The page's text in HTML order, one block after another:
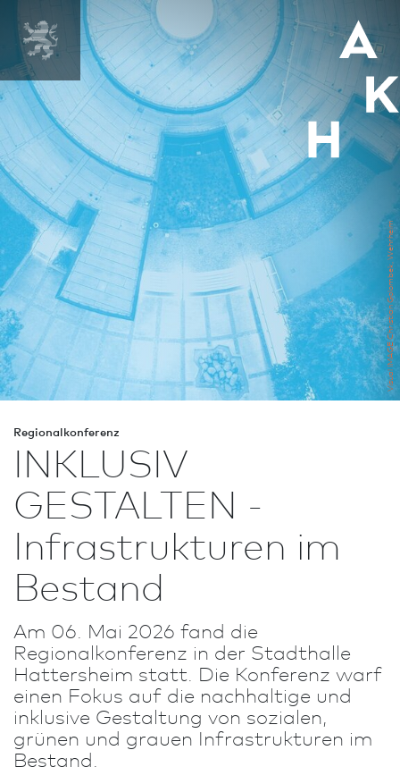
MENÜ
Visual IMAGE Christian Golombek, Wehrheim
Regionalkonferenz
INKLUSIV
GESTALTEN -
Infrastrukturen im
Bestand
Am 06. Mai 2026 fand die
Regionalkonferenz in der Stadthalle
Hattersheim statt. Die Kon­fe­renz warf
einen Fokus auf die nach­haltige und
inklusive Gestaltung von sozialen,
grünen und grauen Infrastrukturen im
Bestand.